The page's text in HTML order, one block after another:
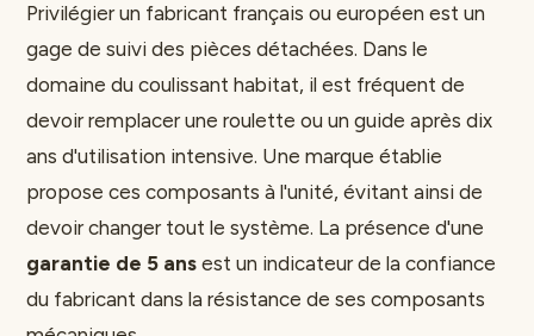
Privilégier un fabricant français ou européen est un
gage de suivi des pièces détachées. Dans le
domaine du coulissant habitat, il est fréquent de
devoir remplacer une roulette ou un guide après dix
ans d'utilisation intensive. Une marque établie
propose ces composants à l'unité, évitant ainsi de
devoir changer tout le système. La présence d'une
garantie de 5 ans est un indicateur de la confiance
du fabricant dans la résistance de ses composants